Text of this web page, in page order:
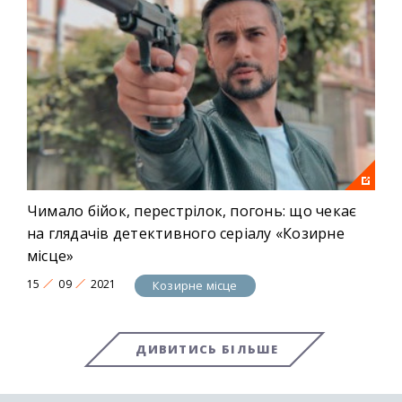
Чимало бійок, перестрілок, погонь: що чекає
на глядачів детективного серіалу «Козирне
місце»
15 09 2021 Козирне місце
ДИВИТИСЬ БІЛЬШЕ